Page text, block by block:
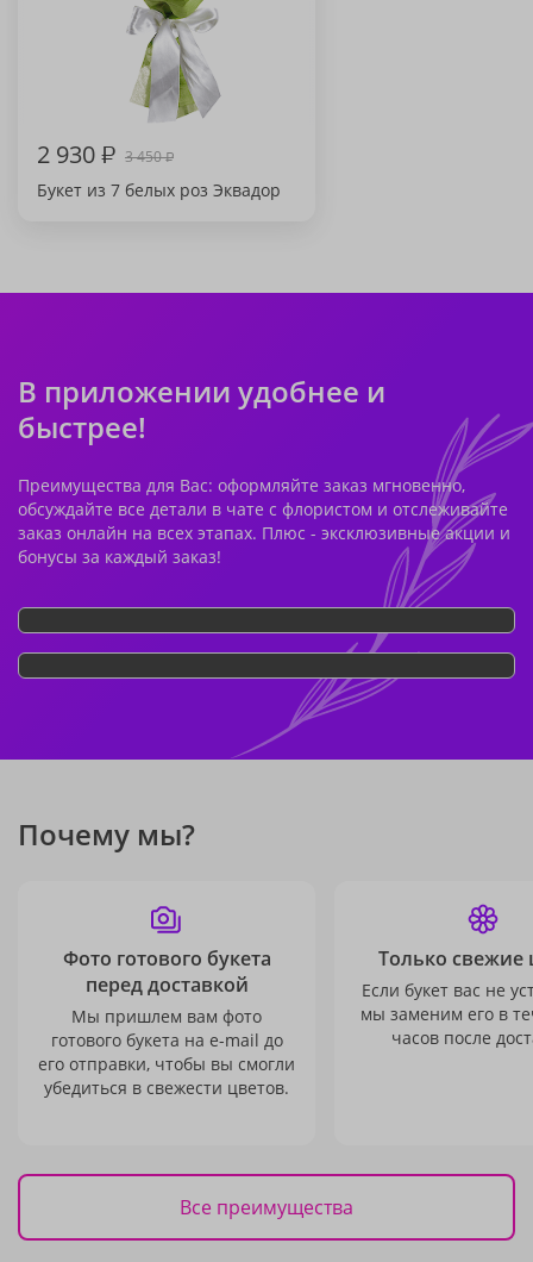
2 930₽ 3 450₽
Букет из 7 белых роз Эквадор
В приложении удобнее и
быстрее!
Преимущества для Вас: оформляйте заказ мгновенно,
обсуждайте все детали в чате с флористом и отслеживайте
заказ онлайн на всех этапах. Плюс - эксклюзивные акции и
бонусы за каждый заказ!
Почему мы?
Фото готового букета
перед доставкой
Мы пришлем вам фото
готового букета на e-mail до
его отправки, чтобы вы смогли
убедиться в свежести цветов.
Только свежие
Если букет вас не
мы заменим его в
часов после
Все преимущества